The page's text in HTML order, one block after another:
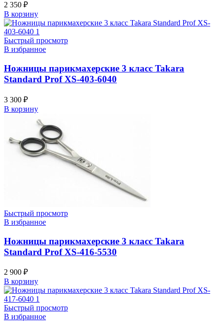
2 350 ₽
В корзину
Быстрый просмотр
В избранное
Ножницы парикмахерские 3 класс Takara
Standard Prof XS-403-6040
3 300 ₽
В корзину
Быстрый просмотр
В избранное
Ножницы парикмахерские 3 класс Takara
Standard Prof XS-416-5530
2 900 ₽
В корзину
Быстрый просмотр
В избранное